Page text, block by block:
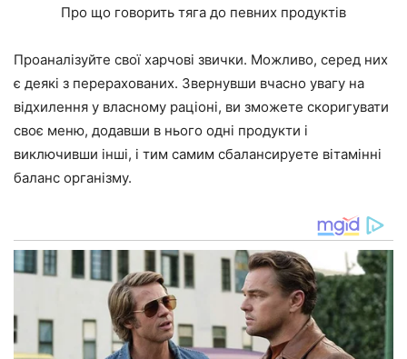
Про що говорить тяга до певних продуктів
Проаналізуйте свої харчові звички. Можливо, серед них
є деякі з перерахованих. Звернувши вчасно увагу на
відхилення у власному раціоні, ви зможете скоригувати
своє меню, додавши в нього одні продукти і
виключивши інші, і тим самим сбалансируете вітамінні
баланс організму.